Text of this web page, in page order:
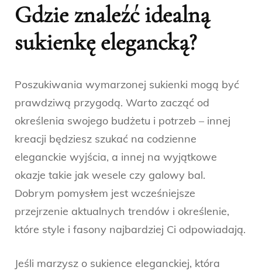
Gdzie znaleźć idealną
sukienkę elegancką?
Poszukiwania wymarzonej sukienki mogą być
prawdziwą przygodą. Warto zacząć od
określenia swojego budżetu i potrzeb – innej
kreacji będziesz szukać na codzienne
eleganckie wyjścia, a innej na wyjątkowe
okazje takie jak wesele czy galowy bal.
Dobrym pomysłem jest wcześniejsze
przejrzenie aktualnych trendów i określenie,
które style i fasony najbardziej Ci odpowiadają.
Jeśli marzysz o sukience eleganckiej, która